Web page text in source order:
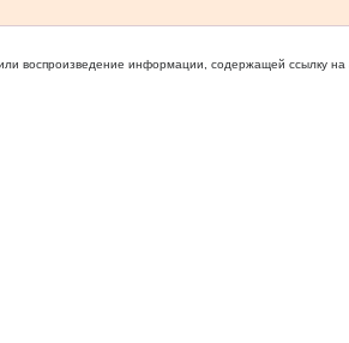
воспроизведение информации, содержащей ссылку